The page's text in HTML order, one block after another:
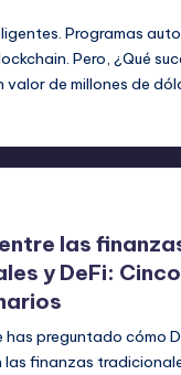
Programas
Pero, ¿Qué
valor de millones de
las
y DeFi:
has preguntado cómo
las finanzas